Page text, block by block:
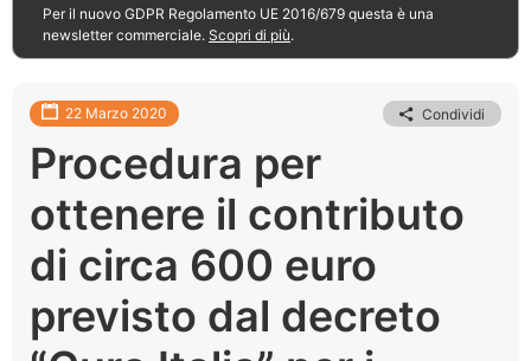
Per il nuovo GDPR Regolamento UE 2016/679 questa è una
newsletter commerciale. Scopri di più.
22 Marzo 2020 Condividi
Procedura per
ottenere il contributo
di circa 600 euro
previsto dal decreto